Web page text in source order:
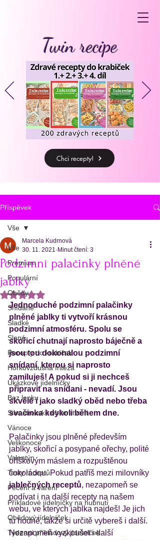
Twin recipe
Chci recepty!
Příspěvek
Vše
Premium
Populární
Obědy
Snídaně
Sladké
Slané
Recepty do krabiček
Horkovzdušná fritéza
Ukázkové jídelníčky
Bez lepku
Silvestrovské občerstvení
Vánoce
Velikonoce
Valentýn
Testy receptů
Pečení a vaření
Příkladové jídelníčky na hubnutí
Obědový jídelníček
Týdenní příkladový jídelníček
Vše
Podzimní palačinky plněné
jablky
Marcela Kudrnová
30. 11. 2021 Minut čtení: 3
Hodnoceno NaN z 5 hvězdiček.
Jednoduché podzimní palačinky
plněné jablky ti vytvoří krásnou
podzimní atmosféru. Spolu se
skořicí chutnají naprosto báječně a
jsou tou dokonalou podzimní
snídaní, kterou si naprosto
zamiluješ! A pokud si ji nechceš
připravit na snídani - nevadí. Jsou
skvělé i jako sladký oběd nebo třeba
svačinka kdykoli během dne.
Palačinky jsou plněné především
jablky, skořicí a posypané ořechy, polité
oříškovým máslem a rozpuštěnou
čokoládou. Pokud patříš mezi milovníky
jablečných receptů, nezapomeň se
podívat i na další recepty na našem
webu, ve kterých jablka najdeš! Je jich
tu hodně, takže si určitě vybereš i další.
Nezapomeň vyzkoušet i další